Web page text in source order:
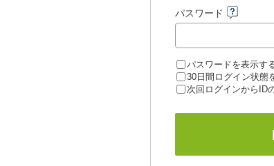
パスワード
パスワードを表示す
30日間ログイン状態
次回ログインからID